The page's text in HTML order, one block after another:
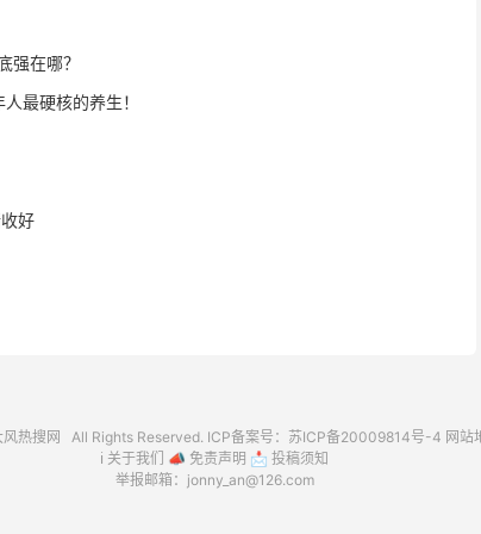
强在哪？
最硬核的养生！
好
风热搜网 All Rights Reserved. ICP备案号： 苏ICP备20009814号-4 网站
ℹ️ 关于我们 📣 免责声明 📩 投稿须知
举报邮箱：jonny_an@126.com